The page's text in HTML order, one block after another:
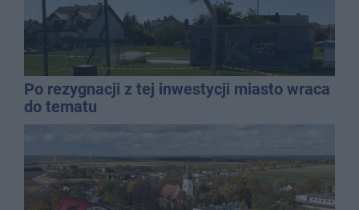
Po rezygnacji z tej inwestycji miasto wraca
do tematu